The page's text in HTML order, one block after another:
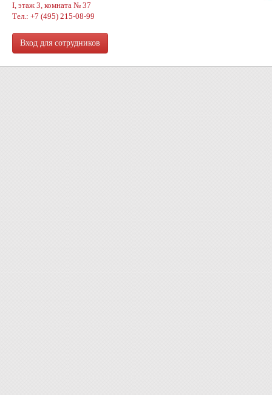
I, этаж 3, комната № 37
Тел.: +7 (495) 215-08-99
Вход для сотрудников